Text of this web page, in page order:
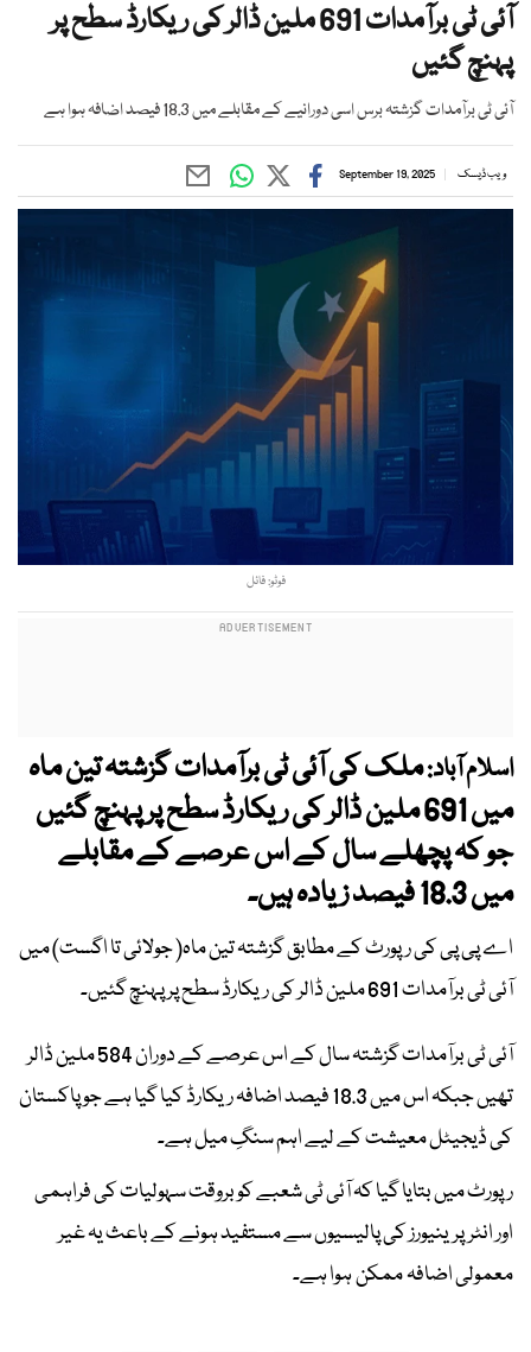
آئی ٹی برآمدات 691 ملین ڈالر کی ریکارڈ سطح پر
پہنچ گئیں
آئی ٹی برآمدات گزشتہ برس اسی دورانیے کے مقابلے میں 18.3 فیصد اضافہ ہوا ہے
ویب ڈیسک September 19, 2025
فوٹو: فائل
اسلام آباد:ملک کی آئی ٹی برآمدات گزشتہ تین ماہ
میں 691 ملین ڈالر کی ریکارڈ سطح پر پہنچ گئیں
جو کہ پچھلے سال کے اس عرصے کے مقابلے
میں 18.3 فیصد زیادہ ہیں۔
اے پی پی کی رپورٹ کے مطابق گزشتہ تین ماہ( جولائی تا اگست) میں
آئی ٹی برآمدات 691 ملین ڈالر کی ریکارڈ سطح پر پہنچ گئیں۔
آئی ٹی برآمدات گزشتہ سال کے اس عرصے کے دوران 584 ملین ڈالر
تھیں جبکہ اس میں 18.3 فیصد اضافہ ریکارڈ کیا گیا ہے جو پاکستان
کی ڈیجیٹل معیشت کے لیے اہم سنگِ میل ہے۔
رپورٹ میں بتایا گیا کہ آئی ٹی شعبے کو بروقت سہولیات کی فراہمی
اور انٹرپرینیورز کی پالیسیوں سے مستفید ہونے کے باعث یہ غیر
معمولی اضافہ ممکن ہوا ہے۔